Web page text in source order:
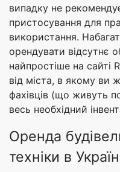
випадку не
пристосування для
використання.
орендувати відсутнє
найпростіше на сайті
від міста, в якому ви
фахівців (що живуть
весь необхідний
Оренда
техніки в